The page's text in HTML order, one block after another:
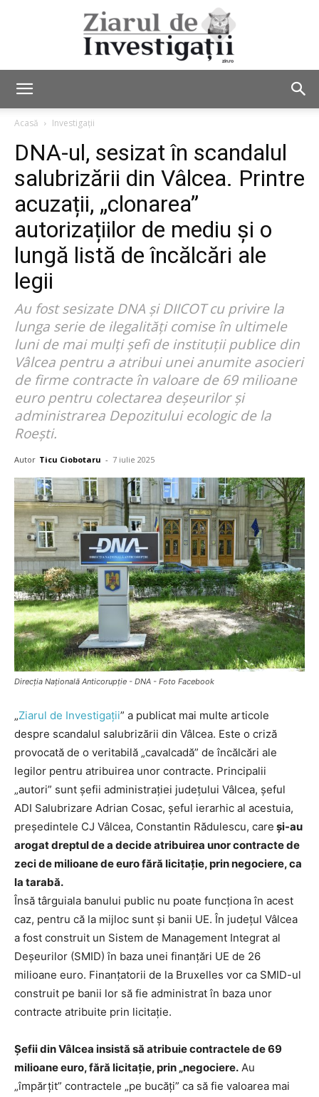
Investigații
Acasă Investigații
DNA-ul, sesizat în scandalul
salubrizării din Vâlcea. Printre
acuzații, „clonarea”
autorizațiilor de mediu și o
lungă listă de încălcări ale
legii
Au fost sesizate DNA și DIICOT cu privire la
lunga serie de ilegalități comise în ultimele
luni de mai mulți șefi de instituții publice din
Vâlcea pentru a atribui unei anumite asocieri
de firme contracte în valoare de 69 milioane
euro pentru colectarea deșeurilor și
administrarea Depozitului ecologic de la
Roești.
Autor Ticu Ciobotaru - 7 iulie 2025
Direcția Națională Anticorupție - DNA - Foto Facebook
„Ziarul de Investigații” a publicat mai multe articole
despre scandalul salubrizării din Vâlcea. Este o criză
provocată de o veritabilă „cavalcadă” de încălcări ale
legilor pentru atribuirea unor contracte. Principalii
„autori” sunt șefii administrației județului Vâlcea, șeful
ADI Salubrizare Adrian Cosac, șeful ierarhic al acestuia,
președintele CJ Vâlcea, Constantin Rădulescu, care și-au
arogat dreptul de a decide atribuirea unor contracte de
zeci de milioane de euro fără licitație, prin negociere, ca
la tarabă.
Însă târguiala banului public nu poate funcționa în acest
caz, pentru că la mijloc sunt și banii UE. În județul Vâlcea
a fost construit un Sistem de Management Integrat al
Deșeurilor (SMID) în baza unei finanțări UE de 26
milioane euro. Finanțatorii de la Bruxelles vor ca SMID-ul
construit pe banii lor să fie administrat în baza unor
contracte atribuite prin licitație.
Șefii din Vâlcea insistă să atribuie contractele de 69
milioane euro, fără licitație, prin „negociere. Au
„împărțit” contractele „pe bucăți” ca să fie valoarea mai